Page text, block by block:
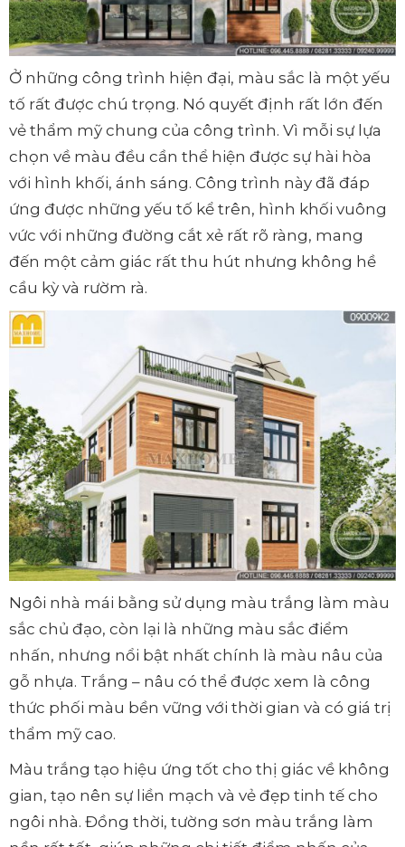
Ở những công trình hiện đại, màu sắc là một yếu
tố rất được chú trọng. Nó quyết định rất lớn đến
vẻ thẩm mỹ chung của công trình. Vì mỗi sự lựa
chọn về màu đều cần thể hiện được sự hài hòa
với hình khối, ánh sáng. Công trình này đã đáp
ứng được những yếu tố kể trên, hình khối vuông
vức với những đường cắt xẻ rất rõ ràng, mang
đến một cảm giác rất thu hút nhưng không hề
cầu kỳ và rườm rà.
Ngôi nhà mái bằng sử dụng màu trắng làm màu
sắc chủ đạo, còn lại là những màu sắc điểm
nhấn, nhưng nổi bật nhất chính là màu nâu của
gỗ nhựa. Trắng – nâu có thể được xem là công
thức phối màu bền vững với thời gian và có giá trị
thẩm mỹ cao.
Màu trắng tạo hiệu ứng tốt cho thị giác về không
gian, tạo nên sự liền mạch và vẻ đẹp tinh tế cho
ngôi nhà. Đồng thời, tường sơn màu trắng làm